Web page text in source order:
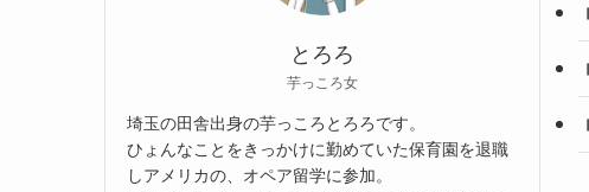
とろろ
芋っころ女
埼玉の田舎出身の芋っころとろろです。
ひょんなことをきっかけに勤めていた保育園を退職
しアメリカの、オペア留学に参加。